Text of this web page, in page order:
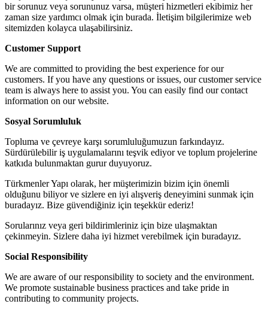
bir sorunuz veya sorununuz varsa, müşteri hizmetleri ekibimiz her
zaman size yardımcı olmak için burada. İletişim bilgilerimize web
sitemizden kolayca ulaşabilirsiniz.
Customer Support
We are committed to providing the best experience for our
customers. If you have any questions or issues, our customer service
team is always here to assist you. You can easily find our contact
information on our website.
Sosyal Sorumluluk
Topluma ve çevreye karşı sorumluluğumuzun farkındayız.
Sürdürülebilir iş uygulamalarını teşvik ediyor ve toplum projelerine
katkıda bulunmaktan gurur duyuyoruz.
Türkmenler Yapı olarak, her müşterimizin bizim için önemli
olduğunu biliyor ve sizlere en iyi alışveriş deneyimini sunmak için
buradayız. Bize güvendiğiniz için teşekkür ederiz!
Sorularınız veya geri bildirimleriniz için bize ulaşmaktan
çekinmeyin. Sizlere daha iyi hizmet verebilmek için buradayız.
Social Responsibility
We are aware of our responsibility to society and the environment.
We promote sustainable business practices and take pride in
contributing to community projects.